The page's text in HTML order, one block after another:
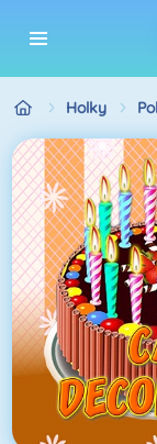
Holky